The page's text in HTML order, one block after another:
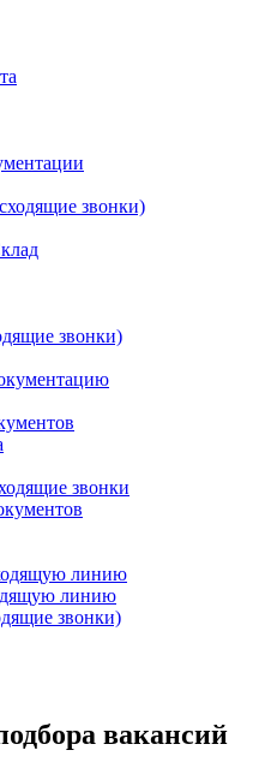
звонки)
звонки)
звонки
линию
линию
звонки)
вакансий